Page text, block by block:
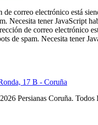
de correo electrónico está
Necesita tener JavaScript
de correo electrónico
de spam. Necesita tener
17 B - Coruña
Persianas Coruña. Todos